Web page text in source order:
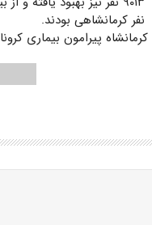
نفر کرمانشاهی بودند.
پیرامون بیماری کرونا